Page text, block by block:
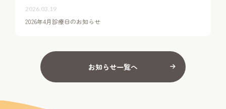
2026.03.19
2026年4月診療日のお知らせ
お知らせ一覧へ